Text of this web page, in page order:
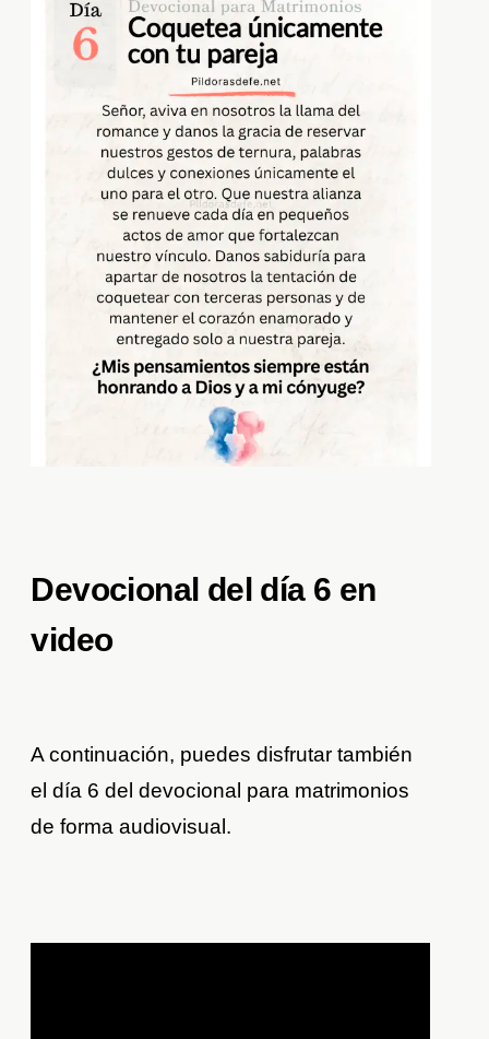
Devocional del día 6 en
video
A continuación, puedes disfrutar también
el día 6 del devocional para matrimonios
de forma audiovisual.